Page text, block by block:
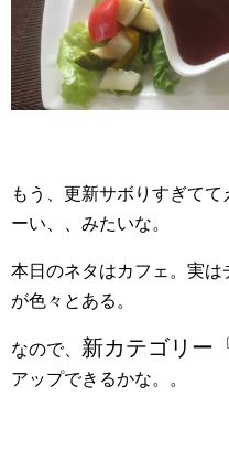
もう、更新サボりすぎて
ーい、、みたいな。
本日のネタはカフェ。実は
が色々とある。
なので、 新カテゴリー
アップできるかな。。